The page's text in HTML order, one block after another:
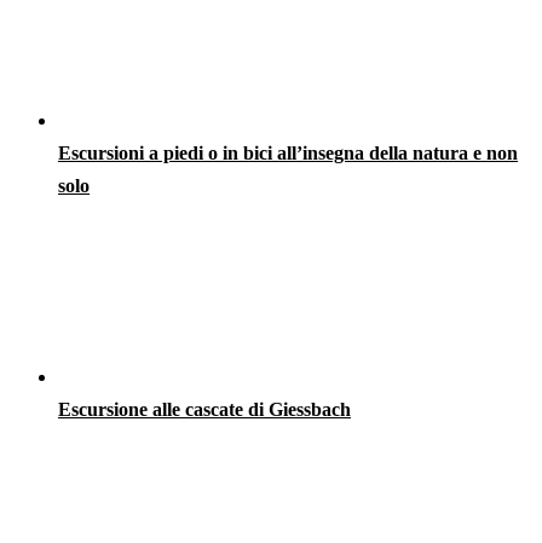
Escursioni a piedi o in bici all’insegna della natura e non
solo
Escursione alle cascate di Giessbach